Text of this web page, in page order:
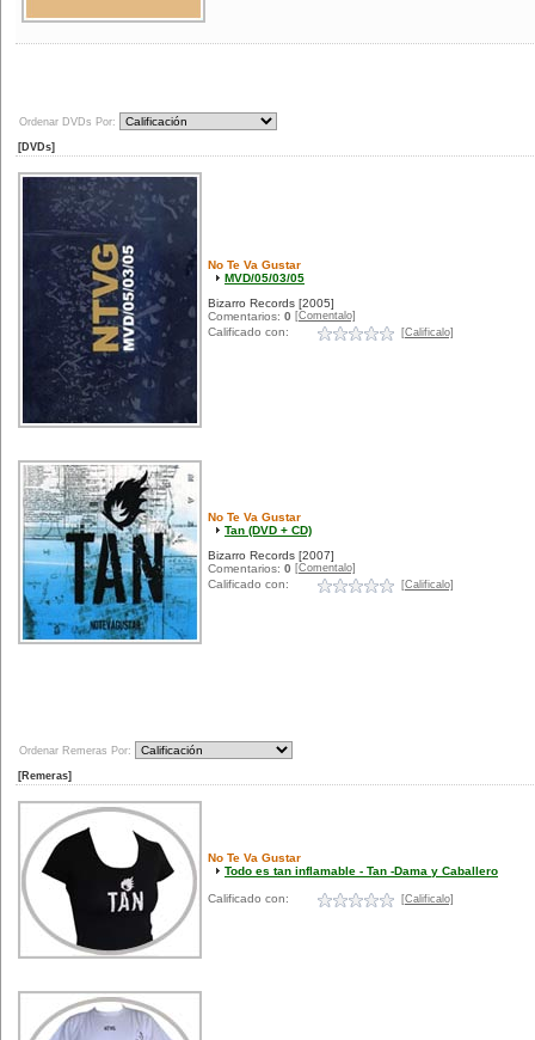
Ordenar DVDs Por:
[DVDs]
No Te Va Gustar
MVD/05/03/05
Bizarro Records [2005]
Comentarios: 0 [Comentalo]
Calificado con: [Calificalo]
No Te Va Gustar
Tan (DVD + CD)
Bizarro Records [2007]
Comentarios: 0 [Comentalo]
Calificado con: [Calificalo]
Ordenar Remeras Por:
[Remeras]
No Te Va Gustar
Todo es tan inflamable - Tan -Dama y Caballero
Calificado con: [Calificalo]